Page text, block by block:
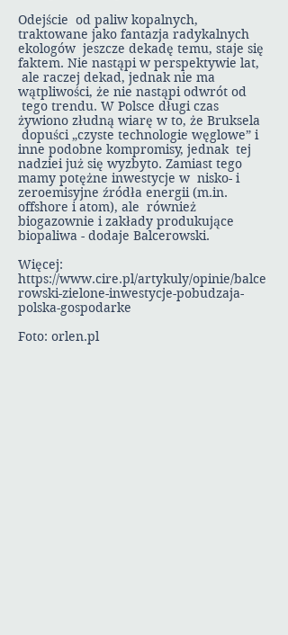
Odejście od paliw kopalnych,
traktowane jako fantazja radykalnych
ekologów jeszcze dekadę temu, staje się
faktem. Nie nastąpi w perspektywie lat,
ale raczej dekad, jednak nie ma
wątpliwości, że nie nastąpi odwrót od
tego trendu. W Polsce długi czas
żywiono złudną wiarę w to, że Bruksela
dopuści „czyste technologie węglowe” i
inne podobne kompromisy, jednak tej
nadziei już się wyzbyto. Zamiast tego
mamy potężne inwestycje w nisko- i
zeroemisyjne źródła energii (m.in.
offshore i atom), ale również
biogazownie i zakłady produkujące
biopaliwa - dodaje Balcerowski.
Więcej:
https://www.cire.pl/artykuly/opinie/balce
rowski-zielone-inwestycje-pobudzaja-
polska-gospodarke
Foto: orlen.pl